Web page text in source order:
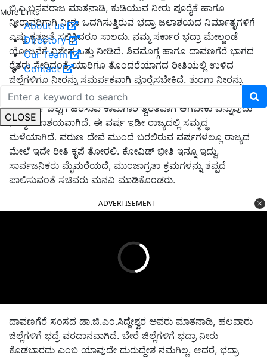
More Links
About us
Directory
Our Team
Contact
CLOSE
ಬಿ.ಎ.ಬಸವರಾಜ ಮಾತನಾಡಿ, ಕುಡಿಯುವ ನೀರು ಪೂರೈಕೆ ಹಾಗೂ
ನೀರಾವರಿಗಾಗಿ ನೀರು ಒದಗಿಸುತ್ತಿರುವ ಭದ್ರಾ ಜಲಾಶಯದ ನಿರ್ಮಾತೃಗಳಿಗೆ
ಎಷ್ಟು ಕೃತಜ್ಞತೆ ಸಲ್ಲಿಸಿದರೂ ಸಾಲದು. ನಮ್ಮ ಸರ್ಕಾರ ಭದ್ರಾ ಮೇಲ್ದಂಡೆ
ಯೋಜನೆಗೆ ವಿಶೇಷ ಒತ್ತು ನೀಡಿದೆ. ಶಿವಮೊಗ್ಗ ಹಾಗೂ ದಾವಣಗೆರೆ ಭಾಗದ
ರೈತರು ಸೇರಿದಂತೆ ಯಾರಿಗೂ ತೊಂದರೆಯಾಗದ ರೀತಿಯಲ್ಲಿ ಉಳಿದ
ಜಿಲ್ಲೆಗಳಿಗೂ ನೀರನ್ನು ಸಮರ್ಪಕವಾಗಿ ಪೂರೈಸಬೇಕಿದೆ. ತುಂಗಾ ನೀರನ್ನು
ಭದ್ರಾ ಜಲಾಶಯಕ್ಕೆ ಲಿಫ್ಟ್ ಮಾಡಿ,ದಾವಣಗೆರೆ ಜಿಲ್ಲೆಯ ಜಗಳೂರು ಹಾಗೂ
ಚಿತ್ರದುರ್ಗ ಜಿಲ್ಲೆಗೆ ಹರಿಸುವ ಕಾಮಗಾರಿ ತ್ವರಿತವಾಗಿ ಆಗಬೇಕು ಎನ್ನುವುದು
ನಮ್ಮ ಸದಾಶಯವಾಗಿದೆ. ಈ ವರ್ಷ ಇಡೀ ರಾಜ್ಯದಲ್ಲಿ ಸಮೃದ್ಧ
ಮಳೆಯಾಗಿದೆ. ವರುಣ ದೇವೆ ಮುಂದೆ ಬರಲಿರುವ ವರ್ಷಗಳಲ್ಲೂ ರಾಜ್ಯದ
ಮೇಲೆ ಇದೇ ರೀತಿ ಕೃಪೆ ತೋರಲಿ. ಕೋವಿಡ್ ಭೀತಿ ಇನ್ನೂ ಇದ್ದು,
ಸಾರ್ವಜನಿಕರು ಮೈಮರೆಯದೆ, ಮುಂಜಾಗ್ರತಾ ಕ್ರಮಗಳನ್ನು ತಪ್ಪದೆ
ಪಾಲಿಸುವಂತೆ ಸಚಿವರು ಮನವಿ ಮಾಡಿಕೊಂಡರು.
ADVERTISEMENT
ದಾವಣಗೆರೆ ಸಂಸದ ಡಾ.ಜಿ.ಎಂ.ಸಿದ್ದೇಶ್ವರ ಅವರು ಮಾತನಾಡಿ, ಹಲವಾರು
ಜಿಲ್ಲೆಗಳಿಗೆ ಭದ್ರೆ ವರದಾನವಾಗಿದೆ. ಬೇರೆ ಜಿಲ್ಲೆಗಳಿಗೆ ಭದ್ರಾ ನೀರು
ಕೊಡಬಾರದು ಎಂಬ ಯಾವುದೇ ದುರುದ್ದೇಶ ನಮಗಿಲ್ಲ. ಆದರೆ, ಭದ್ರಾ